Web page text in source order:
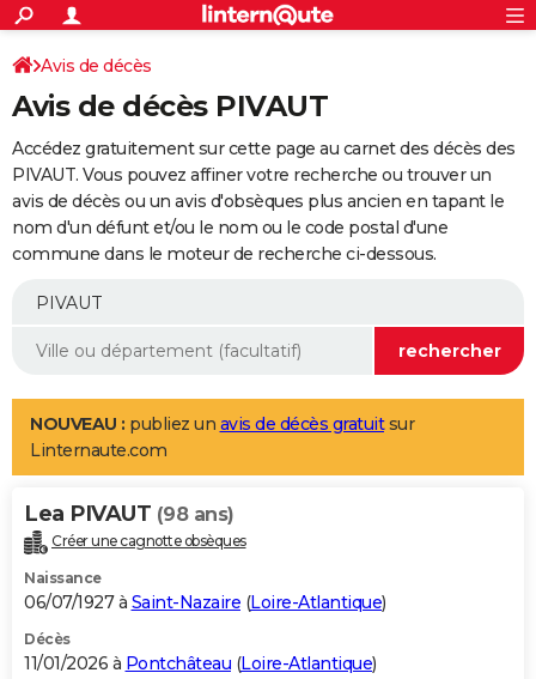
ACTUALITÉS
Politique
Société
Faits Divers
Education
Monde
Villes
+
SPORT
Coupe du monde 2026
Football
Tennis
Cyclisme
Rugby
Forum
Programme TV
TNT
Streaming
Cinéma
Sorties cinéma
Musique
+
FINANCE
Retraite
Epargne
Immobilier
Risques naturels par ville
Banque
Assurance
AUTO
Essais
Réserver un essai
Citadines
Berlines
SUV
Forum auto
+
Mobiles
Meilleur smartphone
Internet
Ordinateurs
Jeux vidéo
Guide high-tech
Aménagement intérieur
LIFESTYLE
Art de vivre
Bien-être
Loisirs
Mode
Modes de vie
Alimentation
Guide de la santé
Maladies
Médicaments
Sommeil
VOYAGE
Destinations
City break
Voyage nature
Voyage de noces
Forum
Climat
+PHOTO
GUIDES D'ACHAT
BONS PLANS
Avis de décès
Avis de décès PIVAUT
Accédez gratuitement sur cette page au carnet des décès des
PIVAUT. Vous pouvez affiner votre recherche ou trouver un
avis de décès ou un avis d'obsèques plus ancien en tapant le
nom d'un défunt et/ou le nom ou le code postal d'une
commune dans le moteur de recherche ci-dessous.
NOUVEAU : publiez un avis de décès gratuitsur
Linternaute.com
Lea PIVAUT (98 ans)
Créer une cagnotte obsèques
Naissance
06/07/1927 à Saint-Nazaire (Loire-Atlantique)
Décès
11/01/2026 à Pontchâteau (Loire-Atlantique)